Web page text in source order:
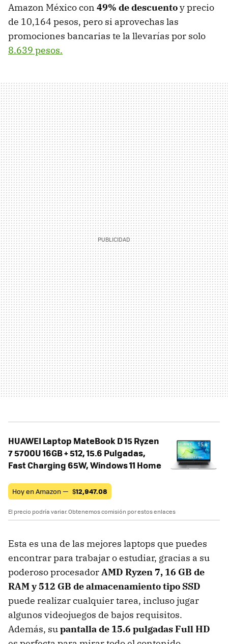
Amazon México con 49% de descuentoy precio
de 10,164 pesos, pero si aprovechas las
promociones bancarias te la llevarías por solo
8.639 pesos.
HUAWEI Laptop MateBook D 15 Ryzen
7 5700U 16GB + 512, 15.6 Pulgadas,
Fast Charging 65W, Windows 11 Home
Hoy en Amazon — $12,947.08
El precio podría variar. Obtenemos comisión por estos enlaces
Esta es una de las mejores laptops que puedes
encontrar para trabajar o estudiar, gracias a su
poderoso procesadorAMD Ryzen 7, 16 GB de
RAM y 512 GB de almacenamiento tipo SSD
puede realizar cualquier tarea, incluso jugar
algunos videojuegos de bajos requisitos.
Además, supantalla de 15.6 pulgadas Full HD